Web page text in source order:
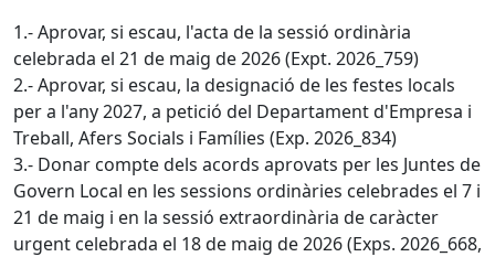
1.- Aprovar, si escau, l'acta de la sessió ordinària
celebrada el 21 de maig de 2026 (Expt. 2026_759)
2.- Aprovar, si escau, la designació de les festes locals
per a l'any 2027, a petició del Departament d'Empresa i
Treball, Afers Socials i Famílies (Exp. 2026_834)
3.- Donar compte dels acords aprovats per les Juntes de
Govern Local en les sessions ordinàries celebrades el 7 i
21 de maig i en la sessió extraordinària de caràcter
urgent celebrada el 18 de maig de 2026 (Exps. 2026_668,